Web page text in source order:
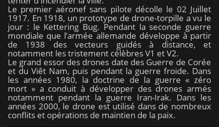
Le premier aéronef sans pilote décolle le 02 Juillet
1917. En 1918, un prototype de drone-torpille a vu le
jour : le Kettering Bug. Pendant la seconde guerre
mondiale que l’armée allemande développe à partir
de 1938 des vecteurs guidés à distance, et
notamment les tristement célèbres V1 et V2.
Le grand essor des drones date des Guerre de Corée
et du Viêt Nam, puis pendant la guerre froide. Dans
les années 1980, la doctrine de la guerre « zéro
mort » a conduit à développer des drones armés
notamment pendant la guerre Iran-Irak. Dans les
années 2000, le drone est utilisé dans de nombreux
conflits et opérations de maintien de la paix.